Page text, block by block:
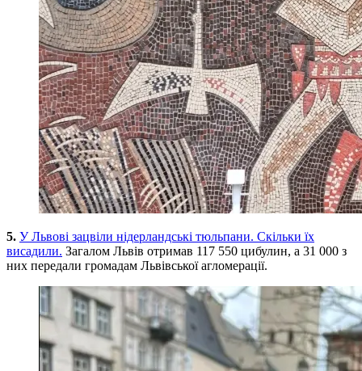
5. У Львові зацвіли нідерландські тюльпани. Скільки їх
висадили. Загалом Львів отримав 117 550 цибулин, а 31 000 з
них передали громадам Львівської агломерації.